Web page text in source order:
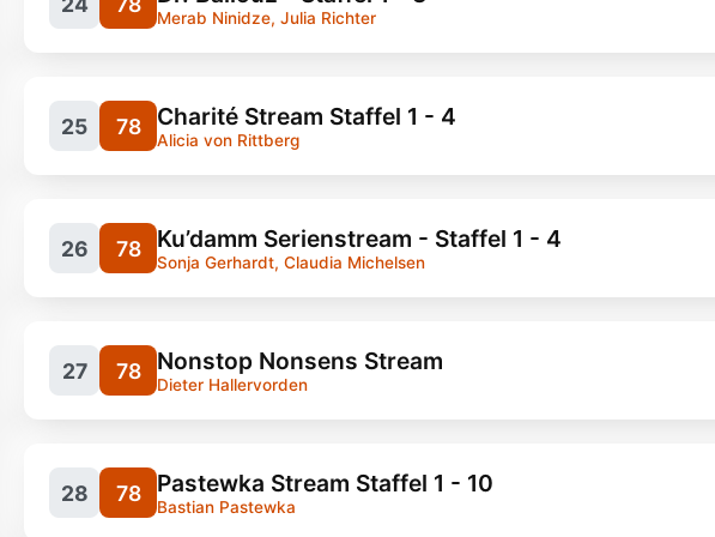
Serien, Krimi 90 Minuten
Merab Ninidze, Julia Richter
25 78 Charité Stream Staffel 1 - 4
Alicia von Rittberg
26 78 Ku’damm Serienstream - Staffel 1 - 4
Sonja Gerhardt, Claudia Michelsen
27 78 Nonstop Nonsens Stream
Dieter Hallervorden
28 78 Pastewka Stream Staffel 1 - 10
Bastian Pastewka